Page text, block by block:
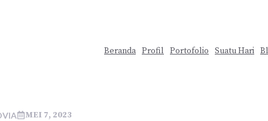
Beranda Profil Portofolio Suatu Hari
MEI 7, 2023